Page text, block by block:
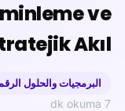
ve
Akıl
البرمجيات والحلول
7 dk okuma